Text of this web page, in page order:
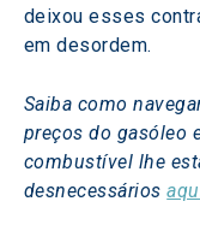
deixou esses
em desordem.
Saiba como
preços do gasóleo
combustível lhe
desnecessários